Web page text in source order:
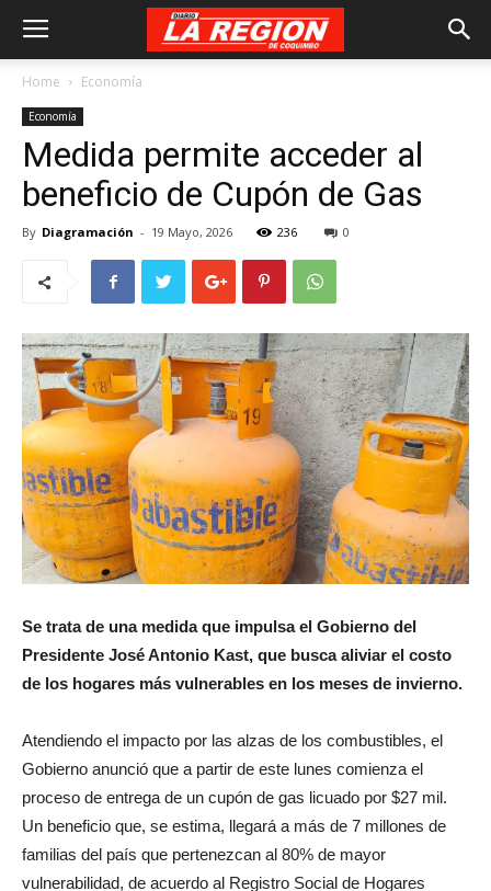
Home Economía
Economía
Medida permite acceder al
beneficio de Cupón de Gas
By Diagramación - 19 Mayo, 2026 236 0
Se trata de una medida que impulsa el Gobierno del
Presidente José Antonio Kast, que busca aliviar el costo
de los hogares más vulnerables en los meses de invierno.
Atendiendo el impacto por las alzas de los combustibles, el
Gobierno anunció que a partir de este lunes comienza el
proceso de entrega de un cupón de gas licuado por $27 mil.
Un beneficio que, se estima, llegará a más de 7 millones de
familias del país que pertenezcan al 80% de mayor
vulnerabilidad, de acuerdo al Registro Social de Hogares